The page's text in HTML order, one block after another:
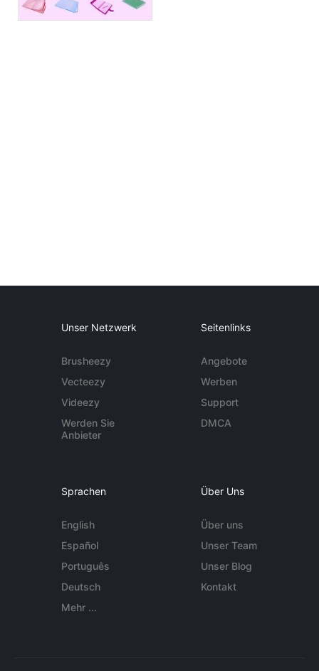
Unser Netzwerk
Brusheezy
Vecteezy
Videezy
Werden Sie
Anbieter
Seitenlinks
Angebote
Werben
Support
DMCA
Sprachen
English
Español
Português
Deutsch
Mehr ...
Über Uns
Über uns
Unser Team
Unser Blog
Kontakt